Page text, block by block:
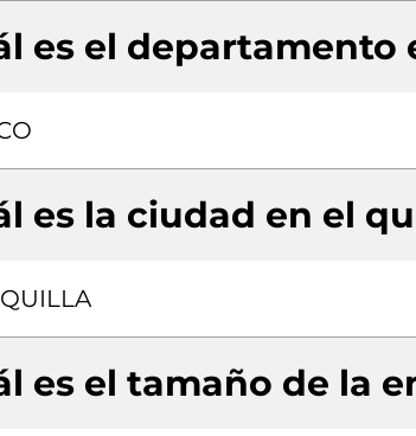
es el departamento
es la ciudad en el
es el tamaño de la